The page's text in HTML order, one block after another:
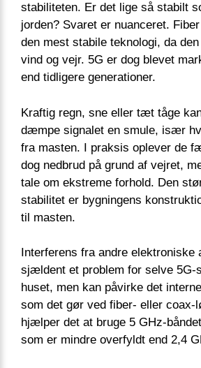
stabiliteten. Er det lige så stabilt
jorden? Svaret er nuanceret.
den mest stabile teknologi, da
vind og vejr. 5G er dog blevet
end tidligere generationer.
Kraftig regn, sne eller tæt tåge
dæmpe signalet en smule, især
fra masten. I praksis oplever de
dog nedbrud på grund af vejret,
tale om ekstreme forhold. Den
stabilitet er bygningens
til masten.
Interferens fra andre elektroniske
sjældent et problem for selve 5G-
huset, men kan påvirke det
som det gør ved fiber- eller coax-
hjælper det at bruge 5 GHz-
som er mindre overfyldt end 2,4